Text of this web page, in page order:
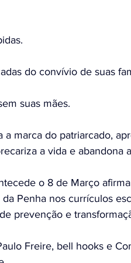
do convívio de suas
suas mães.
a marca do patriarcado,
a vida e abandona
o 8 de Março
Penha nos currículos
prevenção e
Freire, bell hooks e